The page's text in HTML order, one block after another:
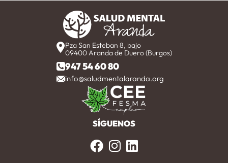
Pza San Esteban 8, bajo
09400 Aranda de Duero (Burgos)
947 54 60 80
info@saludmentalaranda.org
SÍGUENOS